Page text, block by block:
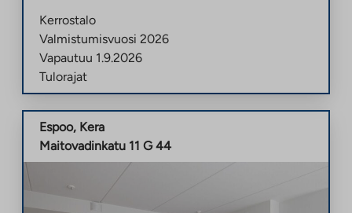
Kerrostalo
Valmistumisvuosi 2026
Vapautuu 1.9.2026
Tulorajat
Espoo, Kera
Maitovadinkatu 11 G 44